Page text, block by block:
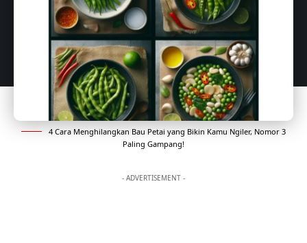
4 Cara Menghilangkan Bau Petai yang Bikin Kamu Ngiler, Nomor 3
Paling Gampang!
- ADVERTISEMENT -